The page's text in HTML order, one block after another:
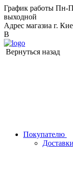
График работы Пн-
выходной
Адрес магазиа г.
В
Вернуться назад
Покупателю